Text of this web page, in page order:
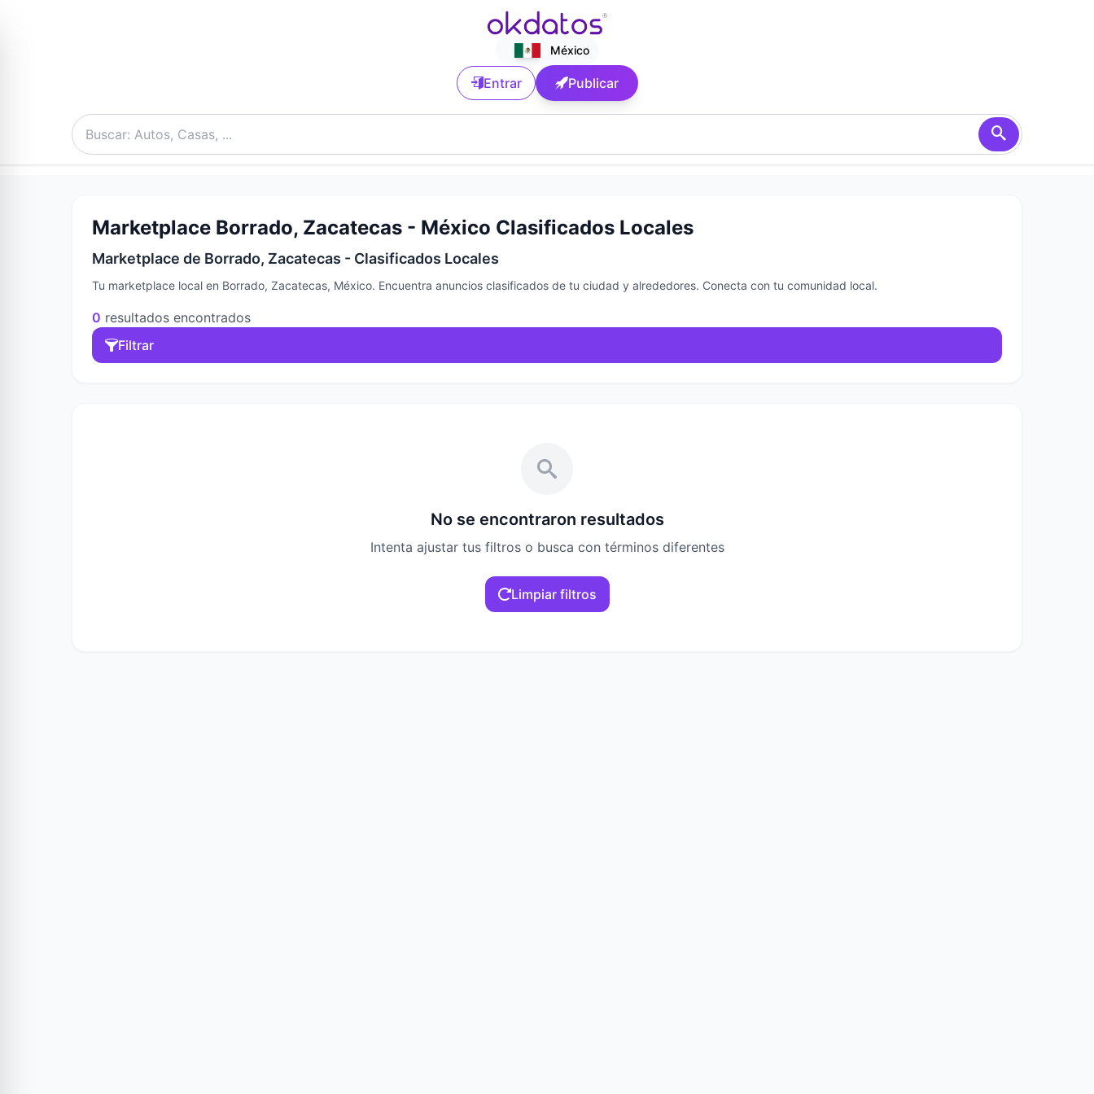
México
Entrar Publicar
Marketplace Borrado, Zacatecas - México Clasificados Locales
Marketplace de Borrado, Zacatecas - Clasificados Locales
Tu marketplace local en Borrado, Zacatecas, México. Encuentra anuncios clasificados de tu ciudad y alrededores. Conecta con tu comunidad local.
0 resultados encontrados
Filtrar
No se encontraron resultados
Intenta ajustar tus filtros o busca con términos diferentes
Limpiar filtros